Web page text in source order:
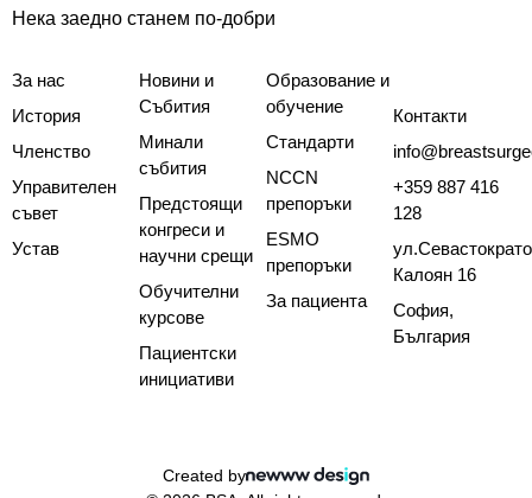
Нека заедно станем по-добри
За нас
История
Членство
Управителен
съвет
Устав
Новини и
Събития
Минали
събития
Предстоящи
конгреси и
научни срещи
Обучителни
курсове
Пациентски
инициативи
Образование и
обучение
Стандарти
NCCN
препоръки
ESMO
препоръки
За пациента
Контакти
+359 887 416
128
Калоян 16
София,
България
Created by